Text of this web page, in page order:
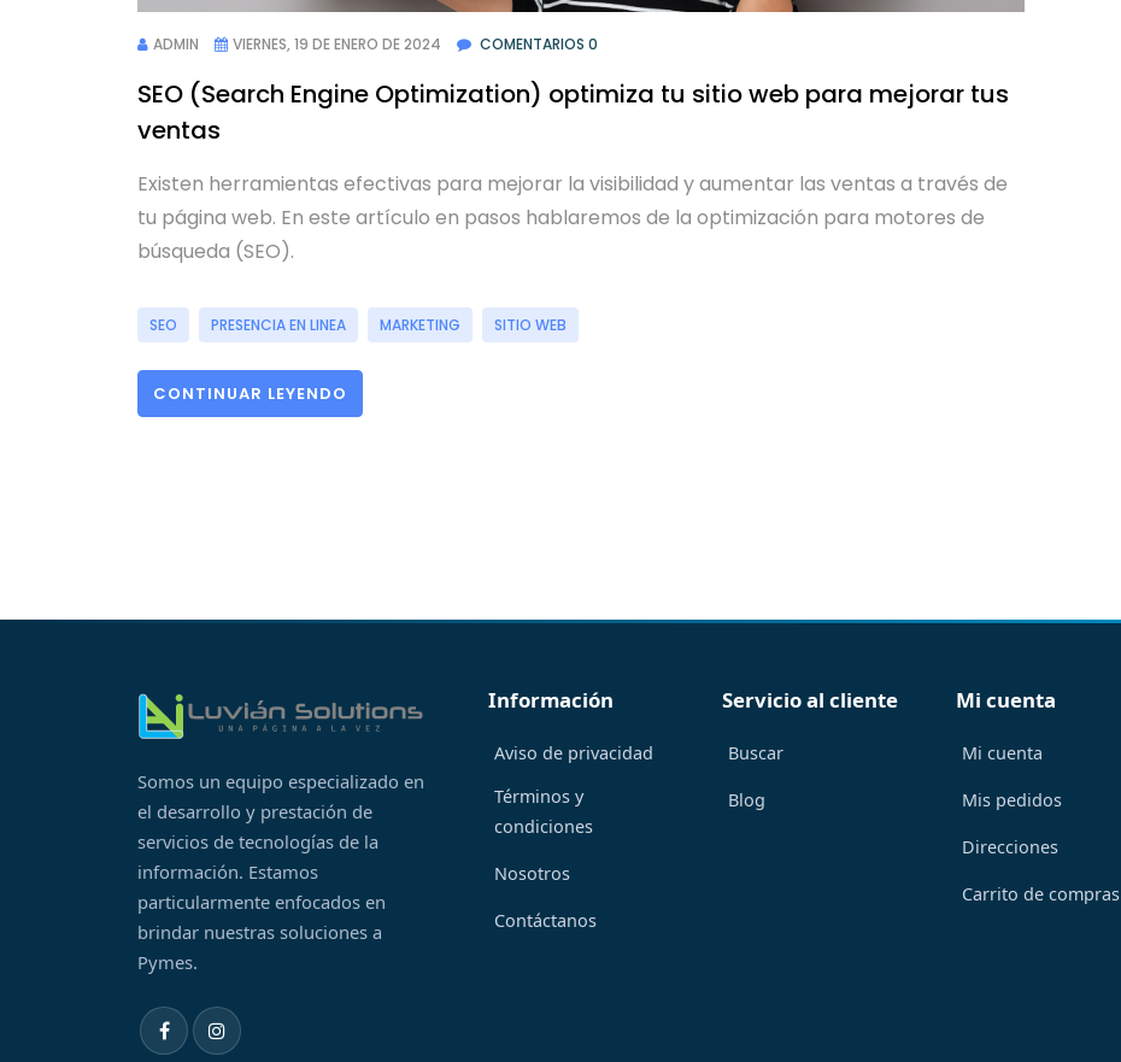
ADMIN VIERNES, 19 DE ENERO DE 2024 COMENTARIOS 0
SEO (Search Engine Optimization) optimiza tu sitio web para mejorar tus
ventas
Existen herramientas efectivas para mejorar la visibilidad y aumentar las ventas a través de
tu página web. En este artículo en pasos hablaremos de la optimización para motores de
búsqueda (SEO).
SEO PRESENCIA EN LINEA MARKETING SITIO WEB
CONTINUAR LEYENDO
Somos un equipo especializado en
el desarrollo y prestación de
servicios de tecnologías de la
información. Estamos
particularmente enfocados en
brindar nuestras soluciones a
Pymes.
Información
Aviso de privacidad
Términos y
condiciones
Nosotros
Contáctanos
Servicio al cliente
Buscar
Blog
Mi cuenta
Mi cuenta
Mis pedidos
Direcciones
Carrito de compras